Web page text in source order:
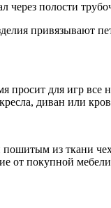
через полости
привязывают
просит для игр
диван или
из ткани
от покупной